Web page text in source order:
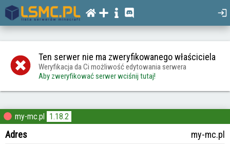
Ten serwer nie ma zweryfikowanego właściciela
Weryfikacja da Ci możliwość edytowania serwera
Aby zweryfikować serwer wciśnij tutaj!
my-mc.pl 1.18.2
Adres
my-mc.pl